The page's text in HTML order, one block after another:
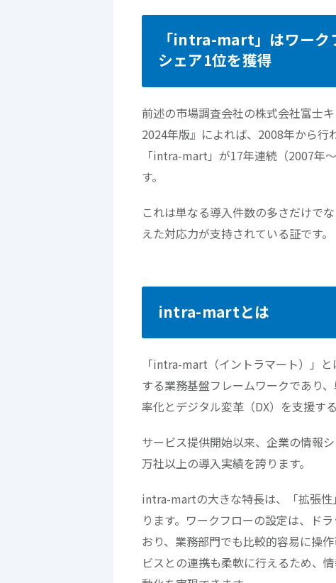
「intra-mart」はワーク
シェア1位を獲得
前述の市場調査会社の株式会社富士
2024年版』によれば、2008年から行
「intra-mart」が17年連続（2007年
す。
これは単なる導入件数の多さだけで
えた対応力が支持されている証です。
intra-martとは
「intra-mart（イントラマート）」
する業務基盤フレームワークであり
率化とデジタル変革（DX）を支援す
サービス提供開始以来、企業の情報
万社以上の導入実績を誇ります。
intra-martの大きな特長は、「拡張性
ります。ワークフローの設定は、ド
おり、業務部門でも比較的容易に操
ビスとの連携も柔軟に行えるため、